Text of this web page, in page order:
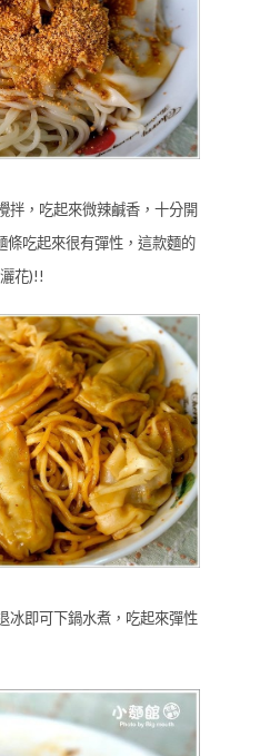
拌，吃起來微辣鹹香，十分開
條吃起來很有彈性，這款麵的
花)!!
冰即可下鍋水煮，吃起來彈性